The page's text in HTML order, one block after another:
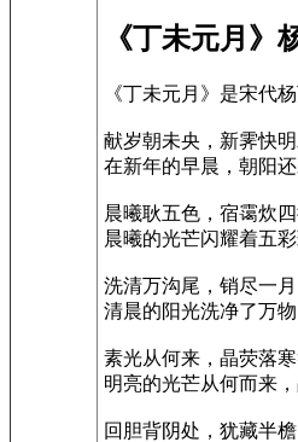
《丁未元月》
《丁未元月》是宋代
献岁朝未央，新霁快明
在新年的早晨，朝阳
晨曦耿五色，宿霭炊四
晨曦的光芒闪耀着五
洗清万沟尾，销尽一月
清晨的阳光洗净了万
素光从何来，晶荧落寒
明亮的光芒从何而来
回胆背阴处，犹藏半檐